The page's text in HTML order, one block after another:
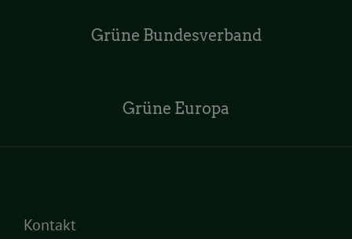
Grüne Bundesverband
Grüne Europa
Kontakt